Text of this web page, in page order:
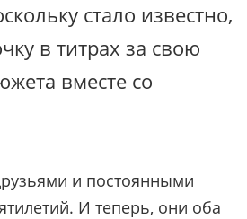
стало известно,
в титрах за свою
вместе со
и постоянными
И теперь, они оба